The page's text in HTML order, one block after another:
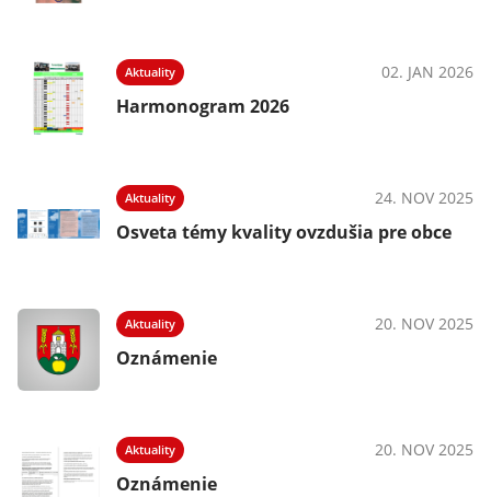
Aktuality 02. JAN 2026
Harmonogram 2026
Aktuality 24. NOV 2025
Osveta témy kvality ovzdušia pre obce
Aktuality 20. NOV 2025
Oznámenie
Aktuality 20. NOV 2025
Oznámenie